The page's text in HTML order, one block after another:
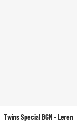
Twins Special BGN - Leren